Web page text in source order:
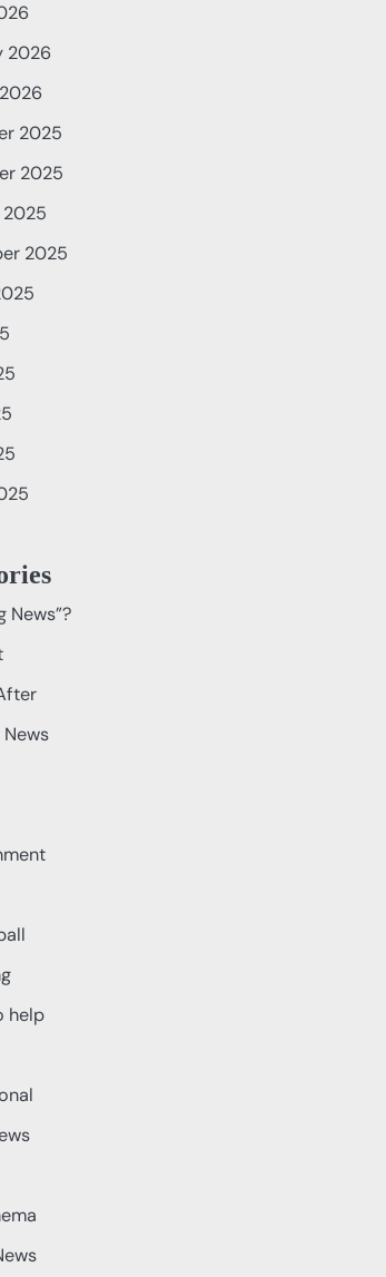
2026
2025
2025
2025
News”?
help